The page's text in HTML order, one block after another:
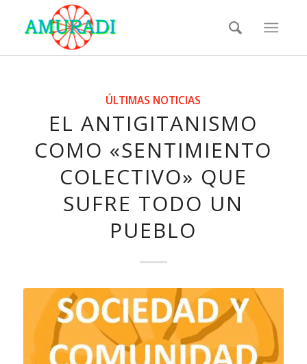
ÚLTIMAS NOTICIAS
EL ANTIGITANISMO
COMO «SENTIMIENTO
COLECTIVO» QUE
SUFRE TODO UN
PUEBLO